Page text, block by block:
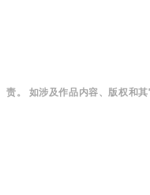
责。 如涉及作品内容、版权和